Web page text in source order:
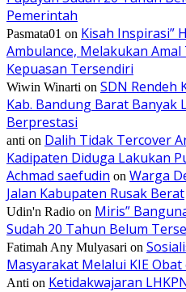
Pemerintah
Pasmata01 on Kisah Inspirasi”
Ambulance, Melakukan
Kepuasan Tersendiri
Wiwin Winarti on SDN Rendeh
Kab. Bandung Barat Banyak
Berprestasi
anti on Dalih Tidak Tercover
Kadipaten Diduga Lakukan
Achmad saefudin on Warga
Jalan Kabupaten Rusak Berat
Udin'n Radio on Miris”
Sudah 20 Tahun Belum
Fatimah Any Mulyasari on
Masyarakat Melalui KIE
Anti on Ketidakwajaran